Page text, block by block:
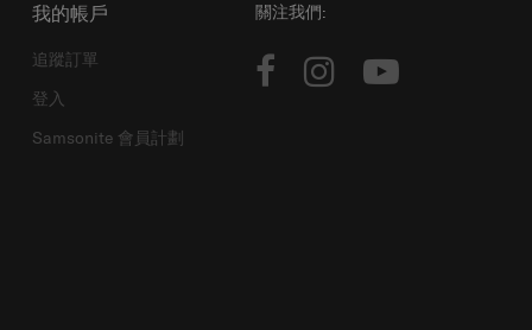
我的帳戶
追蹤訂單
登入
Samsonite 會員計劃
關注我們: